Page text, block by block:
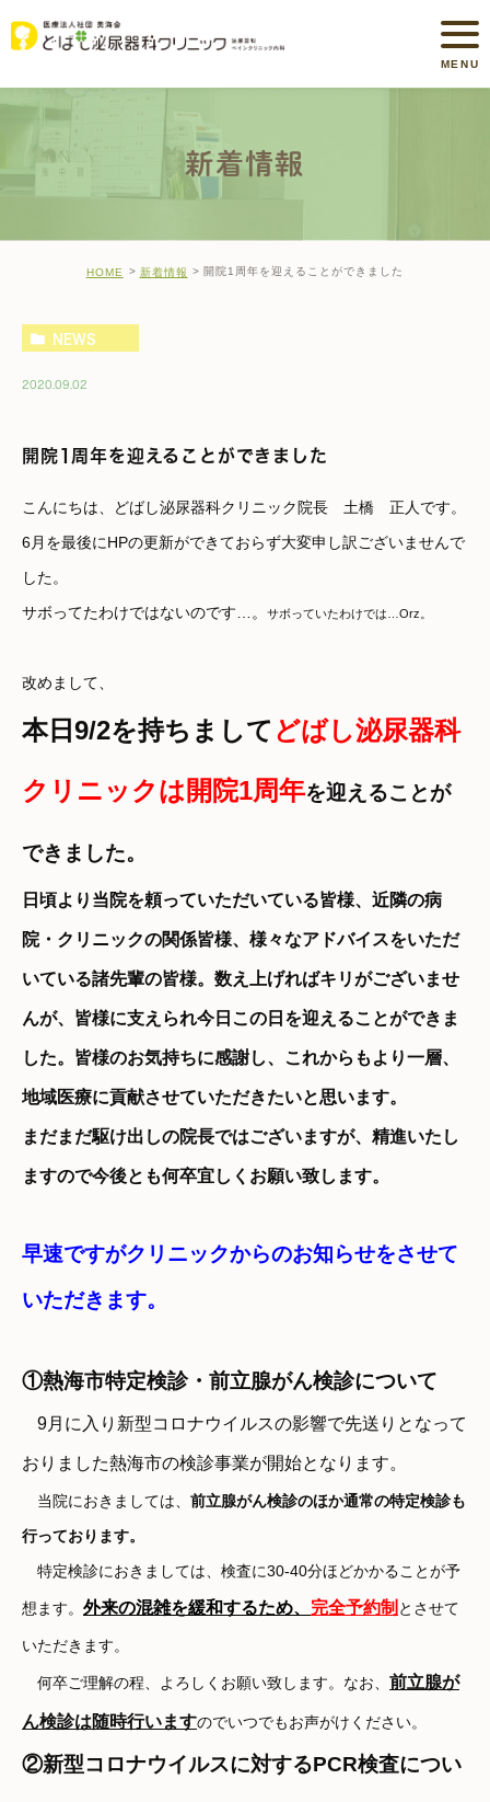
新着情報
HOME 新着情報 開院1周年を迎えることができました
NEWS
2020.09.02
開院1周年を迎えることができました
こんにちは、どばし泌尿器科クリニック院長 土橋 正人です。
6月を最後にHPの更新ができておらず大変申し訳ございませんで
した。
サボってたわけではないのです…。
サボっていたわけでは…Orz。
改めまして、
本日9/2を持ちまして どばし泌尿器科
クリニックは開院1周年を迎えることが
できました。
日頃より当院を頼っていただいている皆様、近隣の病
院・クリニックの関係皆様、様々なアドバイスをいただ
いている諸先輩の皆様。数え上げればキリがございませ
んが、 皆様に支えられ今日この日を迎えることができま
した。皆様のお気持ちに感謝し、これからもより一層、
地域医療に貢献させていただきたいと思います。
まだまだ駆け出しの院長ではございますが、精進いたし
ますので今後とも何卒宜しくお願い致します。
早速ですがクリニックからのお知らせをさせて
いただきます。
①熱海市特定検診・前立腺がん検診について
9月に入り新型コロナウイルスの影響で先送りとなって
おりました熱海市の検診事業が開始となります。
当院におきましては、 前立腺がん検診のほか通常の特定検診も
行っております。
特定検診におきましては、検査に30-40分ほどかかることが予
想ます。 外来の混雑を緩和するため、 完全予約制 とさせて
いただきます。
何卒ご理解の程、よろしくお願い致します。なお、 前立腺が
ん検診は随時行いますのでいつでもお声がけください。
②新型コロナウイルスに対するPCR検査につい